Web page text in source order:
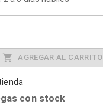
USB
IDE
Teclado
AGREGAR AL CARRITO
con stock